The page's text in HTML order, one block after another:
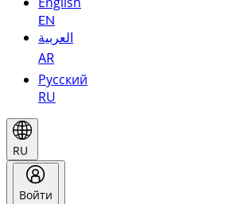
EN
العربية
AR
Русский
RU
RU
Войти